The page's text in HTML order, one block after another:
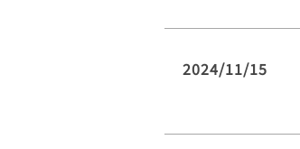
2024/11/15